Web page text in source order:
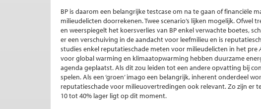
BP is daarom een belangrijke testcase om na te gaan of financiële
milieudelicten doorrekenen. Twee scenario’s lijken mogelijk.
en weerspiegelt het koersverlies van BP enkel verwachte boetes,
er een verschuiving in de aandacht voor leefmilieu en is
studies enkel reputatieschade meten voor milieudelicten in het pre
voor global warming en klimaatopwarming hebben duurzame
agenda geplaatst. Als dit zou leiden tot een andere opvatting bij
spelen. Als een ‘groen’ imago een belangrijk, inherent onderdeel
reputatieschade voor milieuovertredingen ook relevant. Zo zijn er
10 tot 40% lager ligt op dit moment.